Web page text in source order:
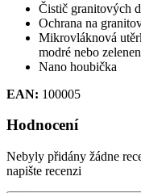
Čistič granitových
Ochrana na
Mikrovláknová
modré nebo
Nano houbička
EAN: 100005
Hodnocení
Nebyly přidány žádne
napište recenzi